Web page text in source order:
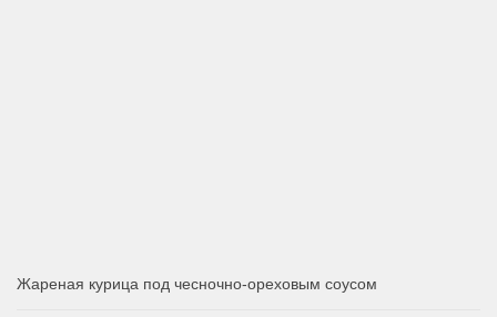
Жареная курица под чесночно-ореховым соусом